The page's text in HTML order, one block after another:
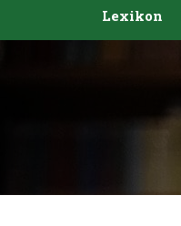
Lexikon